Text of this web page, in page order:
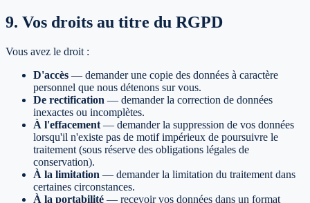
9. Vos droits au titre du RGPD
Vous avez le droit :
D'accès — demander une copie des données à caractère
personnel que nous détenons sur vous.
De rectification — demander la correction de données
inexactes ou incomplètes.
À l'effacement — demander la suppression de vos données
lorsqu'il n'existe pas de motif impérieux de poursuivre le
traitement (sous réserve des obligations légales de
conservation).
À la limitation — demander la limitation du traitement dans
certaines circonstances.
À la portabilité — recevoir vos données dans un format